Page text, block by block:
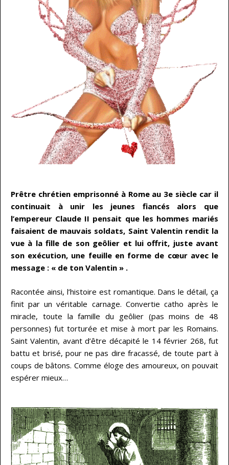
Prêtre chrétien emprisonné à Rome au 3e siècle car il
continuait à unir les jeunes fiancés alors que
l’empereur Claude II pensait que les hommes mariés
faisaient de mauvais soldats, Saint Valentin rendit la
vue à la fille de son geôlier et lui offrit, juste avant
son exécution, une feuille en forme de cœur avec le
message : « de ton Valentin » .
Racontée ainsi, l’histoire est romantique. Dans le détail, ça
finit par un véritable carnage. Convertie catho après le
miracle, toute la famille du geôlier (pas moins de 48
personnes) fut torturée et mise à mort par les Romains.
Saint Valentin, avant d’être décapité le 14 février 268, fut
battu et brisé, pour ne pas dire fracassé, de toute part à
coups de bâtons. Comme éloge des amoureux, on pouvait
espérer mieux…